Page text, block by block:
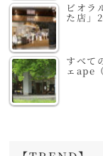
ビオラ
た店」
すべて
ェape